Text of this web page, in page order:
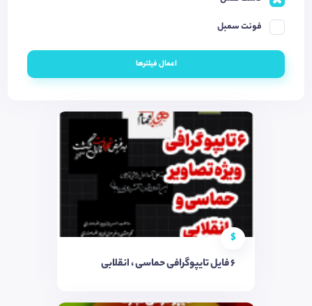
فونت سمبل
اعمال فیلترها
$
۶ فایل تایپوگرافی حماسی ، انقلابی